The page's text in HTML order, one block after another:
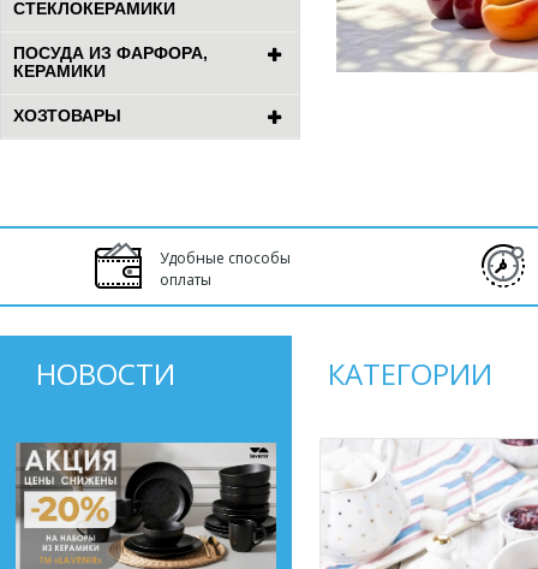
СТЕКЛОКЕРАМИКИ
ПОСУДА ИЗ ФАРФОРА,
КЕРАМИКИ
ХОЗТОВАРЫ
Удобные способы
оплаты
НОВОСТИ КАТЕГОРИИ